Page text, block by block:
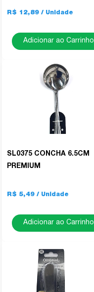
R$ 12,89
Adicionar ao Carrinho
SL0375 CONCHA 6.5CM
PREMIUM
R$ 5,49
Adicionar ao Carrinho